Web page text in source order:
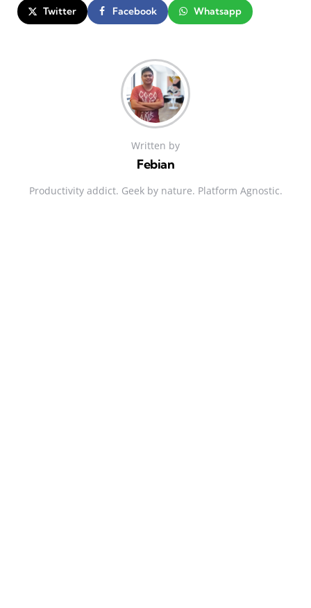
Twitter Facebook Whatsapp
Written by
Febian
Productivity addict. Geek by nature. Platform Agnostic.